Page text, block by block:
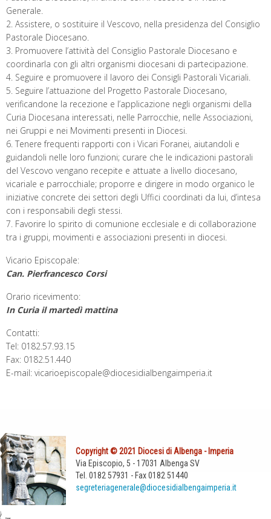
Generale.
2. Assistere, o sostituire il Vescovo, nella presidenza del Consiglio
Pastorale Diocesano.
3. Promuovere l’attività del Consiglio Pastorale Diocesano e
coordinarla con gli altri organismi diocesani di partecipazione.
4. Seguire e promuovere il lavoro dei Consigli Pastorali Vicariali.
5. Seguire l’attuazione del Progetto Pastorale Diocesano,
verificandone la recezione e l’applicazione negli organismi della
Curia Diocesana interessati, nelle Parrocchie, nelle Associazioni,
nei Gruppi e nei Movimenti presenti in Diocesi.
6. Tenere frequenti rapporti con i Vicari Foranei, aiutandoli e
guidandoli nelle loro funzioni; curare che le indicazioni pastorali
del Vescovo vengano recepite e attuate a livello diocesano,
vicariale e parrocchiale; proporre e dirigere in modo organico le
iniziative concrete dei settori degli Uffici coordinati da lui, d’intesa
con i responsabili degli stessi.
7. Favorire lo spirito di comunione ecclesiale e di collaborazione
tra i gruppi, movimenti e associazioni presenti in diocesi.
Vicario Episcopale:
Can. Pierfrancesco Corsi
Orario ricevimento:
In Curia il martedì mattina
Contatti:
Tel: 0182.57.93.15
Fax: 0182.51.440
E-mail: vicarioepiscopale@diocesidialbengaimperia.it
Copyright © 2021 Diocesi di Albenga - Imperia
Via Episcopio, 5 - 17031 Albenga SV
Tel. 0182 57931 - Fax 0182 51440
segreteriagenerale@diocesidialbengaimperia.it